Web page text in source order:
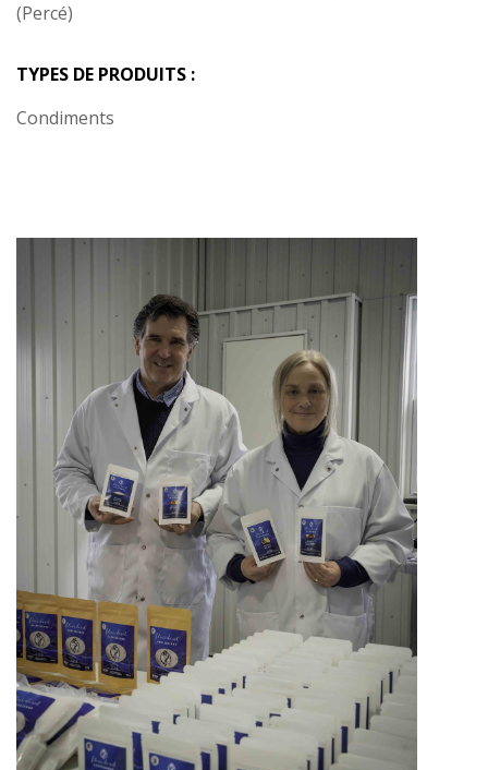
(Percé)
TYPES DE PRODUITS :
Condiments